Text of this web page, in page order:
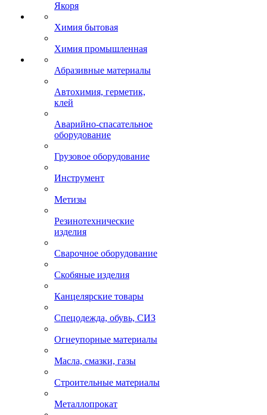
Якоря
Химия бытовая
Химия промышленная
Абразивные материалы
Автохимия, герметик,
клей
Аварийно-спасательное
оборудование
Грузовое оборудование
Инструмент
Метизы
Резинотехнические
изделия
Сварочное оборудование
Скобяные изделия
Канцелярские товары
Спецодежда, обувь, СИЗ
Огнеупорные материалы
Масла, смазки, газы
Строительные материалы
Металлопрокат